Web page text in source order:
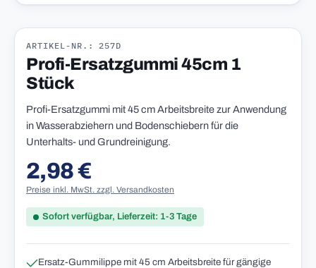
ARTIKEL-NR.: 257D
Profi-Ersatzgummi 45cm 1
Stück
Profi-Ersatzgummi mit 45 cm Arbeitsbreite zur Anwendung
in Wasserabziehern und Bodenschiebern für die
Unterhalts- und Grundreinigung.
Regulärer Preis:
2,98 €
Preise inkl. MwSt. zzgl. Versandkosten
Sofort verfügbar, Lieferzeit: 1-3 Tage
Ersatz-Gummilippe mit 45 cm Arbeitsbreite für gängige